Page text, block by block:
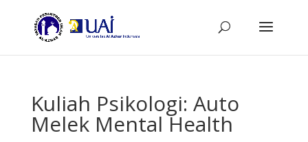
Kuliah Psikologi: Auto
Melek Mental Health